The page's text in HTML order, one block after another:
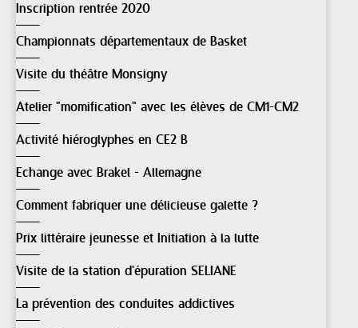
Inscription rentrée 2020
Championnats départementaux de Basket
Visite du théâtre Monsigny
Atelier "momification" avec les élèves de CM1-CM2
Activité hiéroglyphes en CE2 B
Echange avec Brakel - Allemagne
Comment fabriquer une délicieuse galette ?
Prix littéraire jeunesse et Initiation à la lutte
Visite de la station d'épuration SELIANE
La prévention des conduites addictives